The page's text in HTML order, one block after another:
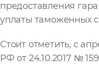
предоставления
уплаты таможенных
Стоит отметить, с
РФ от 24.10.2017 №